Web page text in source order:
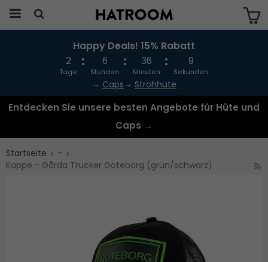
Das Produkt wurde in Ihren Warenkorb
gelegt
Happy Deals! 15% Rabatt
2
Tage
6
Stunden
36
Minuten
9
Sekunden
→ Caps → Strohhüte
Entdecken Sie unsere besten Angebote für Hüte und
Caps →
Startseite
-
Kappe - Gårda Trucker Göteborg (grün/schwarz)